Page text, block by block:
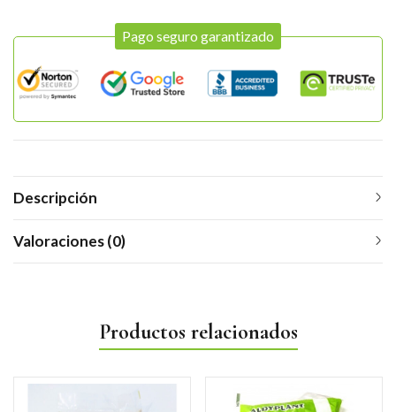
Pago seguro garantizado
Descripción
Valoraciones (0)
Productos relacionados